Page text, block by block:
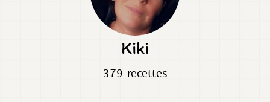
Kiki
379 recettes